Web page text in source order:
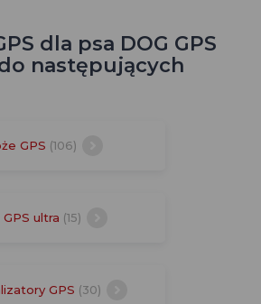
dla psa DOG GPS
następujących
GPS (106)
GPS ultra (15)
GPS (30)